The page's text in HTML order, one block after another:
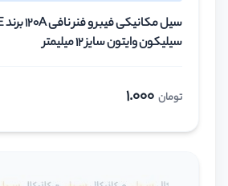
سیلیکون وایتون سایز 12 میلیمتر
تومان 1.000